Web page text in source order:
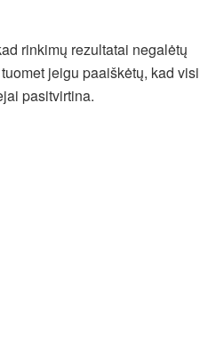
rinkimų rezultatai negalėtų
jeigu paaiškėtų, kad visi
pasitvirtina.